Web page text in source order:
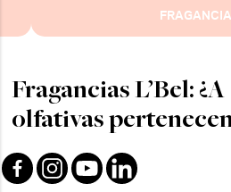
Fragancias L’Bel:
olfativas